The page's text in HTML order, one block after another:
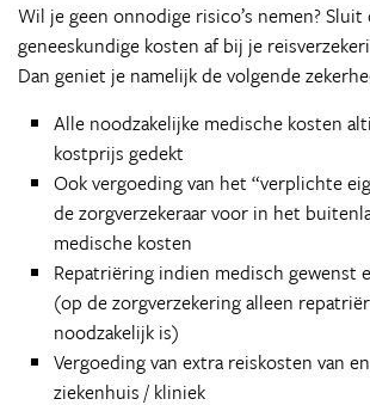
Wil je geen onnodige risico’s nemen? Sluit
geneeskundige kosten af bij je
Dan geniet je namelijk de volgende
Alle noodzakelijke medische kosten
kostprijs gedekt
Ook vergoeding van het “verplichte
de zorgverzekeraar voor in het
medische kosten
Repatriëring indien medisch gewenst
(op de zorgverzekering alleen
noodzakelijk is)
Vergoeding van extra reiskosten van
ziekenhuis / kliniek